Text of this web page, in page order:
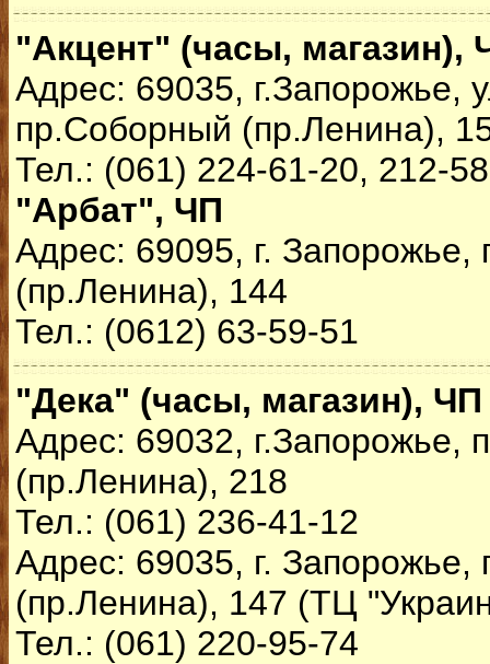
"Акцент" (часы, магазин),
Адрес: 69035, г.Запорожье,
пр.Соборный (пр.Ленина),
Тел.: (061) 224-61-20, 212-
"Арбат", ЧП
Адрес: 69095, г.
(пр.Ленина), 144
Тел.: (0612) 63-59-51
"Дека" (часы, магазин), ЧП
Адрес: 69032, г.Запорожье,
(пр.Ленина), 218
Тел.: (061) 236-41-12
Адрес: 69035, г.
(пр.Ленина), 147 (ТЦ
Тел.: (061) 220-95-74